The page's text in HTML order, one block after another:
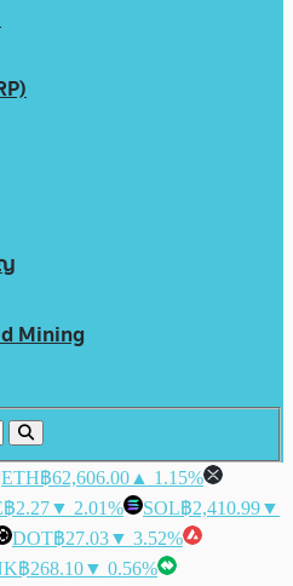
Mining
ETH฿62,606.00 ▲ 1.15%
฿2.27▼ 2.01% SOL฿2,410.99▼
DOT฿27.03▼ 3.52%
฿268.10▼ 0.56%